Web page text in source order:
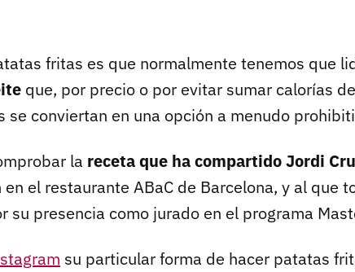
fritas es que normalmente tenemos que
que, por precio o por evitar sumar calorías
se conviertan en una opción a menudo
la receta que ha compartido Jordi
el restaurante ABaC de Barcelona, y al que
su presencia como jurado en el programa
su particular forma de hacer patatas